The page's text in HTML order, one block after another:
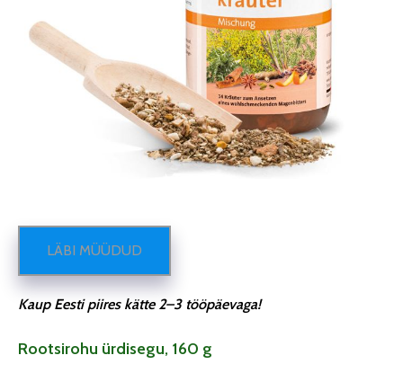
LÄBI MÜÜDUD
Kaup Eesti piires kätte 2–3 tööpäevaga!
Rootsirohu ürdisegu, 160 g